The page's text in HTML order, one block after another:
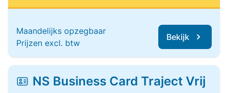
Maandelijks opzegbaar
Prijzen excl. btw
Bekijk
NS Business Card Traject Vrij